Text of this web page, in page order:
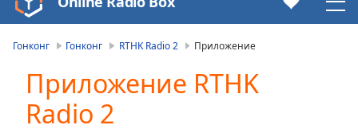
Video
Player
Video
Гонконг Гонконг RTHK Radio 2 Приложение
Приложение RTHK
Radio 2